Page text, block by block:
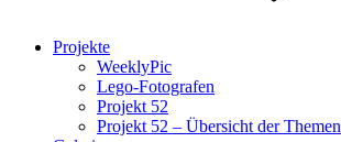
Projekte
WeeklyPic
Lego-Fotografen
Projekt 52
Projekt 52 – Übersicht der Themen